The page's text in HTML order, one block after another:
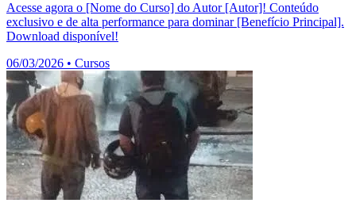
Acesse agora o [Nome do Curso] do Autor [Autor]! Conteúdo
exclusivo e de alta performance para dominar [Benefício Principal].
Download disponível!
06/03/2026 • Cursos